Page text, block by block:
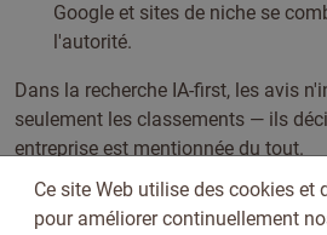
Google et sites de niche se
l'autorité.
Dans la recherche IA-first, les avis
seulement les classements — ils
entreprise est mentionnée du tout.
Ce site Web utilise des cookies et
pour améliorer continuellement